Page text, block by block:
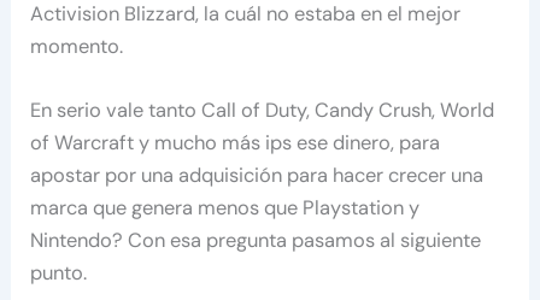
Activision Blizzard, la cuál no estaba en el mejor
momento.
En serio vale tanto Call of Duty, Candy Crush, World
of Warcraft y mucho más ips ese dinero, para
apostar por una adquisición para hacer crecer una
marca que genera menos que Playstation y
Nintendo? Con esa pregunta pasamos al siguiente
punto.